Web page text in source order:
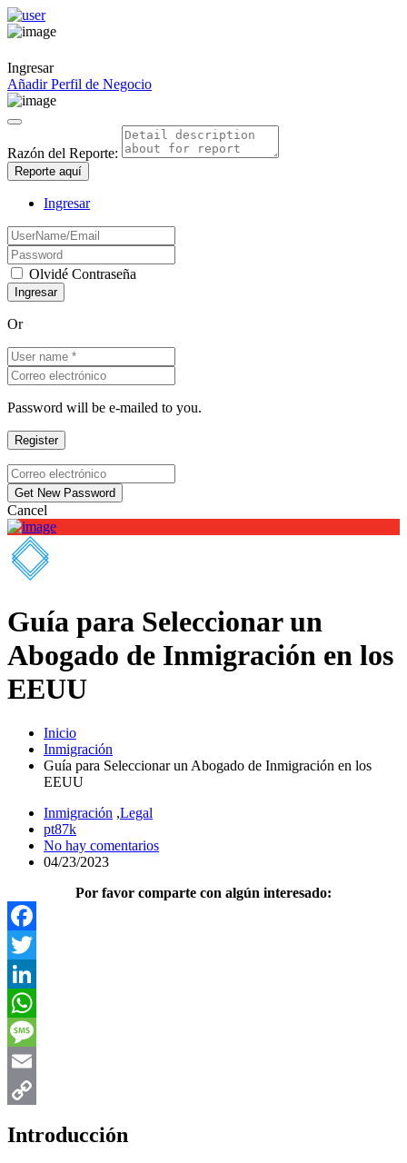
Ingresar
Añadir Perfil de Negocio
Razón del Reporte:
Reporte aquí
Ingresar
Olvidé Contraseña
Or
Password will be e-mailed to you.
Cancel
Guía para Seleccionar un
Abogado de Inmigración en los
EEUU
Inicio
Inmigración
Guía para Seleccionar un Abogado de Inmigración en los
EEUU
Inmigración ,Legal
pt87k
No hay comentarios
04/23/2023
Por favor comparte con algún interesado:
Introducción